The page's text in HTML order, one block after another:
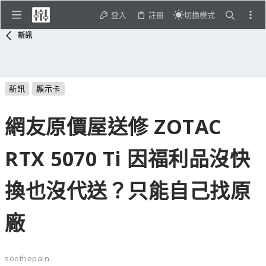
登入 註冊 切換模式
新訊
新訊 顯示卡
網友原價屋送修 ZOTAC
RTX 5070 Ti 因福利品沒快
換也沒代送？只能自己找原
廠
soothepain